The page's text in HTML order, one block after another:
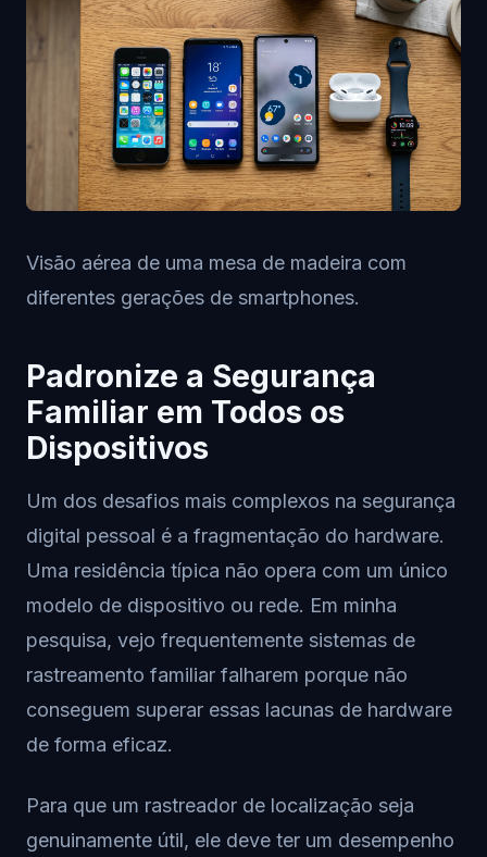
Visão aérea de uma mesa de madeira com
diferentes gerações de smartphones.
Padronize a Segurança
Familiar em Todos os
Dispositivos
Um dos desafios mais complexos na segurança
digital pessoal é a fragmentação do hardware.
Uma residência típica não opera com um único
modelo de dispositivo ou rede. Em minha
pesquisa, vejo frequentemente sistemas de
rastreamento familiar falharem porque não
conseguem superar essas lacunas de hardware
de forma eficaz.
Para que um rastreador de localização seja
genuinamente útil, ele deve ter um desempenho